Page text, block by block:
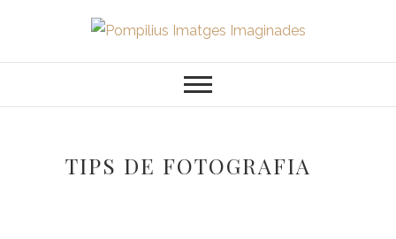
contenido
Pompilius
Imatges
Imaginades
TIPS DE FOTOGRAFIA